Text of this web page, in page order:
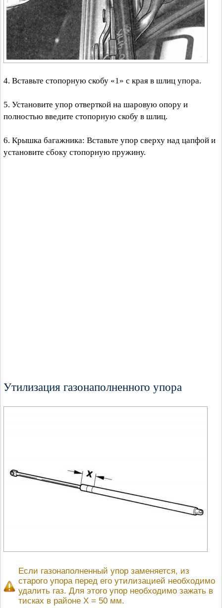
4. Вставьте стопорную скобу «1» с края в шлиц упора.
5. Установите упор отверткой на шаровую опору и
полностью введите стопорную скобу в шлиц.
6. Крышка багажника: Вставьте упор сверху над цапфой и
установите сбоку стопорную пружину.
Утилизация газонаполненного упора
Если газонаполненный упор заменяется, из
старого упора перед его утилизацией необходимо
удалить газ. Для этого упор необходимо зажать в
тисках в районе Х = 50 мм.